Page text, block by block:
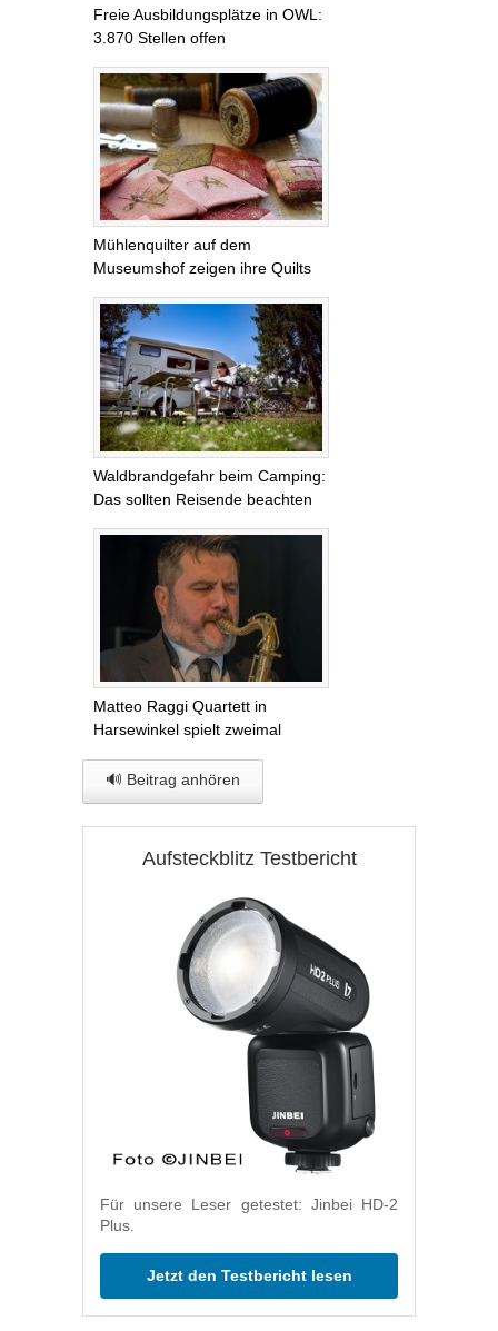
Freie Ausbildungsplätze in OWL:
3.870 Stellen offen
Mühlenquilter auf dem
Museumshof zeigen ihre Quilts
Waldbrandgefahr beim Camping:
Das sollten Reisende beachten
Matteo Raggi Quartett in
Harsewinkel spielt zweimal
🔊 Beitrag anhören
Aufsteckblitz Testbericht
Für unsere Leser getestet: Jinbei HD-2
Plus.
Jetzt den Testbericht lesen